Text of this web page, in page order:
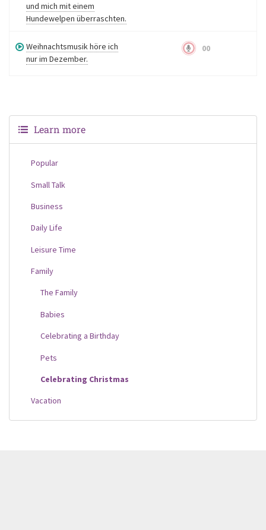
und mich mit einem
Hundewelpen überraschten.
Weihnachtsmusik höre ich
nur im Dezember.
00
Learn more
Popular
Small Talk
Business
Daily Life
Leisure Time
Family
The Family
Babies
Celebrating a Birthday
Pets
Celebrating Christmas
Vacation